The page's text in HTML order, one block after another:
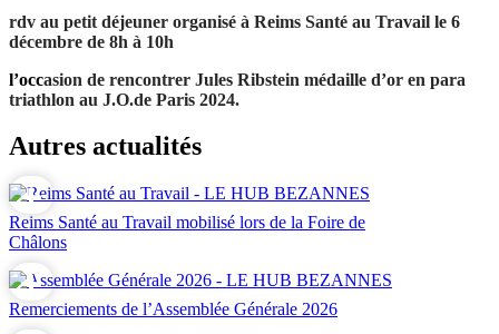
rdv au petit déjeuner organisé à Reims Santé au Travail le 6
décembre de 8h à 10h
l’occasion de rencontrer Jules Ribstein médaille d’or en para
triathlon au J.O.de Paris 2024.
Autres actualités
Reims Santé au Travail mobilisé lors de la Foire de
Châlons
Remerciements de l’Assemblée Générale 2026